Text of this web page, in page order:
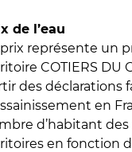
de l’eau
représente un
COTIERS DU
des déclarations
en
d’habitant des
en fonction